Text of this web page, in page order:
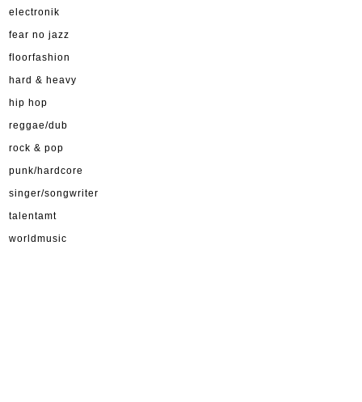
electronik
fear no jazz
floorfashion
hard & heavy
hip hop
reggae/dub
rock & pop
punk/hardcore
singer/songwriter
talentamt
worldmusic